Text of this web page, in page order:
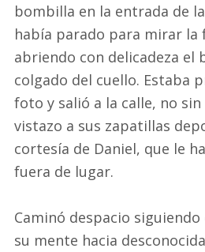
bombilla en la entrada de
había parado para mirar la
abriendo con delicadeza el
colgado del cuello. Estaba
foto y salió a la calle, no
vistazo a sus zapatillas
cortesía de Daniel, que le
fuera de lugar.
Caminó despacio
su mente hacia